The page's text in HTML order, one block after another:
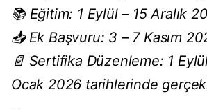
📚 Eğitim: 1 Eylül – 15 Aralık
📥 Ek Başvuru: 3 – 7 Kasım
📄 Sertifika Düzenleme: 1
Ocak 2026 tarihlerinde